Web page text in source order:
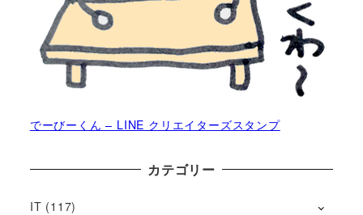
でーびーくん – LINE クリエイターズスタンプ
カテゴリー
IT (117)